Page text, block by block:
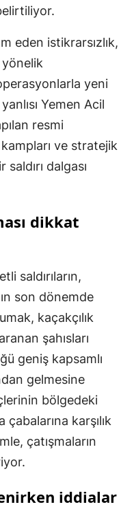
eden istikrarsızlık,
yeni
Yemen Acil
resmi
ve stratejik
dalgası
dikkat
saldırıların,
son dönemde
kaçakçılık
şahısları
geniş kapsamlı
gelmesine
bölgedeki
karşılık
çatışmaların
iddialar